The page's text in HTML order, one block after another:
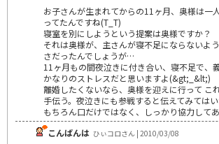
お子さんが生まれてからの11ヶ月、奥様は一
ってたんですね(T_T)
寝室を別にしようという提案は奥様ですか？
それは奥様が、主さんが寝不足にならないよ
さだったんでしょうが…
11ヶ月もの間夜泣きに付き合い、寝不足で、
かなりのストレスだと思いますよ(&gt;_&lt;)
離婚したくないなら、奥様を迎えに行って こ
手伝う。夜泣きにも参戦すると伝えてみては
もちろん口だけではなく、しっかり協力して
こんばんは ひぃコロさん | 2010/03/08